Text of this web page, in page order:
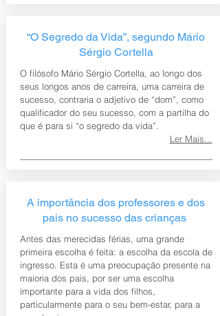
“O Segredo da Vida”, segundo Mário
Sérgio Cortella
O filósofo Mário Sérgio Cortella, ao longo dos
seus longos anos de carreira, uma carreira de
sucesso, contraria o adjetivo de “dom”, como
qualificador do seu sucesso, com a partilha do
que é para si “o segredo da vida”.
Ler Mais...
A importância dos professores e dos
pais no sucesso das crianças
Antes das merecidas férias, uma grande
primeira escolha é feita: a escolha da escola de
ingresso. Esta é uma preocupação presente na
maioria dos pais, por ser uma escolha
importante para a vida dos filhos,
particularmente para o seu bem-estar, para a